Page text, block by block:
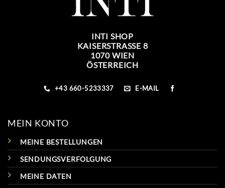
INTI SHOP
KAISERSTRASSE 8
1070 WIEN
ÖSTERREICH
+43 660-5233337 E-MAIL
MEIN KONTO
MEINE BESTELLUNGEN
SENDUNGSVERFOLGUNG
MEINE DATEN